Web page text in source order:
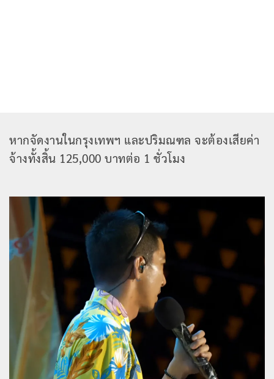
หากจัดงานในกรุงเทพฯ และปริมณฑล จะต้องเสียค่า
จ้างทั้งสิ้น 125,000 บาทต่อ 1 ชั่วโมง